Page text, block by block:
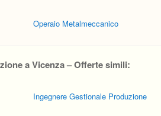
Operaio Metalmeccanico
a Vicenza – Offerte simili:
Ingegnere Gestionale Produzione